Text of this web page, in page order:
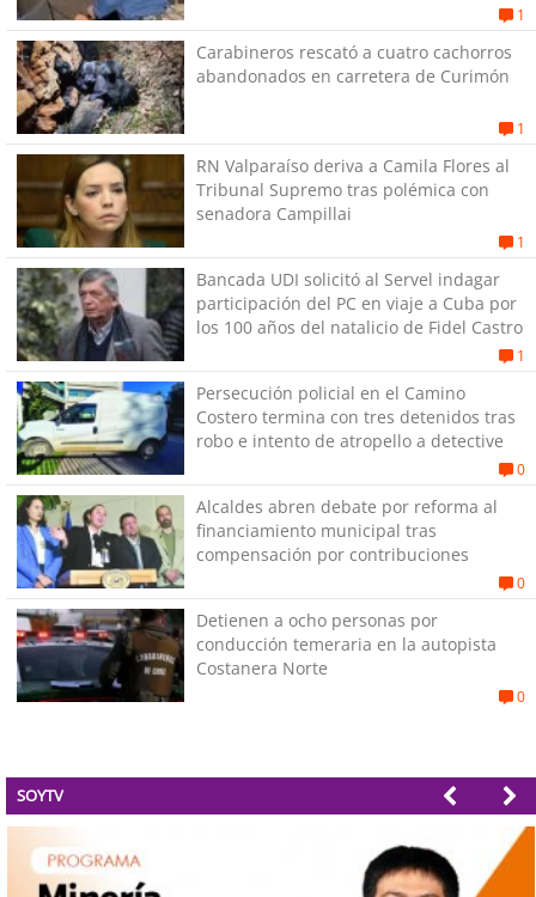
1
Carabineros rescató a cuatro cachorros
abandonados en carretera de Curimón
1
RN Valparaíso deriva a Camila Flores al
Tribunal Supremo tras polémica con
senadora Campillai
1
Bancada UDI solicitó al Servel indagar
participación del PC en viaje a Cuba por
los 100 años del natalicio de Fidel Castro
1
Persecución policial en el Camino
Costero termina con tres detenidos tras
robo e intento de atropello a detective
0
Alcaldes abren debate por reforma al
financiamiento municipal tras
compensación por contribuciones
0
Detienen a ocho personas por
conducción temeraria en la autopista
Costanera Norte
0
SOYTV